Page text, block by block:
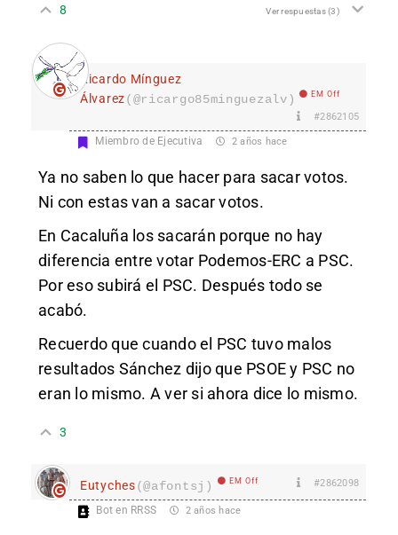
8 Ver respuestas(3)
Ricardo Mínguez
Álvarez(@ricargo85minguezalv) EM Off
#2862105
Miembro de Ejecutiva 2 años hace
Ya no saben lo que hacer para sacar votos.
Ni con estas van a sacar votos.
En Cacaluña los sacarán porque no hay
diferencia entre votar Podemos-ERC a PSC.
Por eso subirá el PSC. Después todo se
acabó.
Recuerdo que cuando el PSC tuvo malos
resultados Sánchez dijo que PSOE y PSC no
eran lo mismo. A ver si ahora dice lo mismo.
3
Eutyches(@afontsj) EM Off #2862098
Bot en RRSS 2 años hace